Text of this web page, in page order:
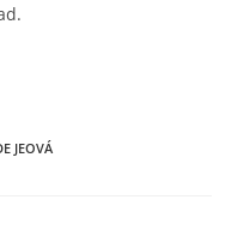
JEOVÁ